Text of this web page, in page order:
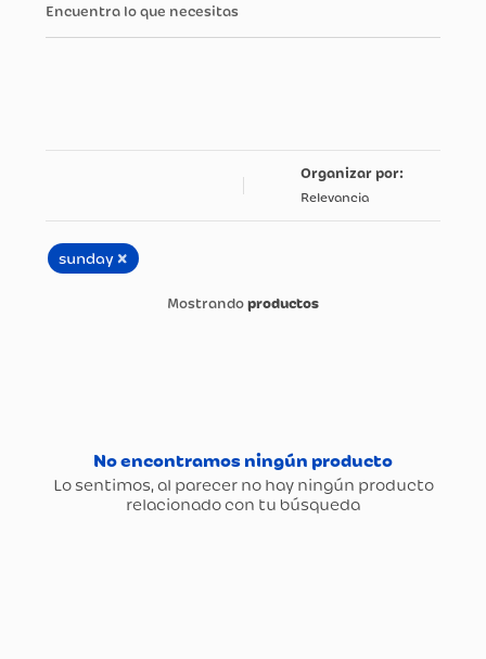
Encuentra lo que necesitas
Relevancia
sunday ×
productos